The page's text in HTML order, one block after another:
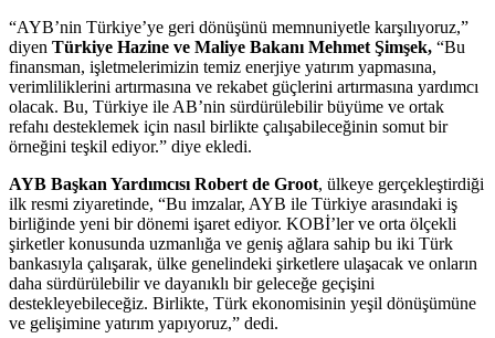
“AYB’nin Türkiye’ye geri dönüşünü memnuniyetle karşılıyoruz,”
diyen Türkiye Hazine ve Maliye Bakanı Mehmet Şimşek, “Bu
finansman, işletmelerimizin temiz enerjiye yatırım yapmasına,
verimliliklerini artırmasına ve rekabet güçlerini artırmasına yardımcı
olacak. Bu, Türkiye ile AB’nin sürdürülebilir büyüme ve ortak
refahı desteklemek için nasıl birlikte çalışabileceğinin somut bir
örneğini teşkil ediyor.” diye ekledi.
AYB Başkan Yardımcısı Robert de Groot, ülkeye gerçekleştirdiği
ilk resmi ziyaretinde, “Bu imzalar, AYB ile Türkiye arasındaki iş
birliğinde yeni bir dönemi işaret ediyor. KOBİ’ler ve orta ölçekli
şirketler konusunda uzmanlığa ve geniş ağlara sahip bu iki Türk
bankasıyla çalışarak, ülke genelindeki şirketlere ulaşacak ve onların
daha sürdürülebilir ve dayanıklı bir geleceğe geçişini
destekleyebileceğiz. Birlikte, Türk ekonomisinin yeşil dönüşümüne
ve gelişimine yatırım yapıyoruz,” dedi.